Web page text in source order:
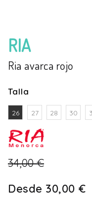
RIA
Ria avarca rojo
Talla
26 27 28 30
34,00 €
Desde 30,00 €